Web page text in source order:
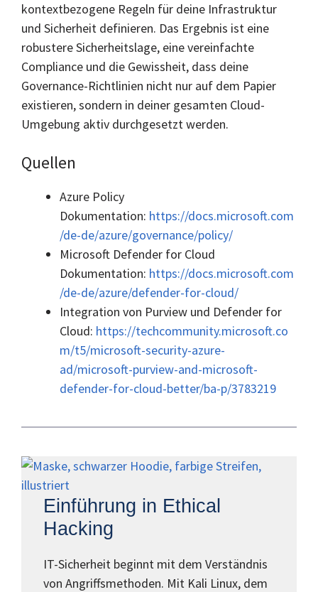
kontextbezogene Regeln für deine Infrastruktur
und Sicherheit definieren. Das Ergebnis ist eine
robustere Sicherheitslage, eine vereinfachte
Compliance und die Gewissheit, dass deine
Governance-Richtlinien nicht nur auf dem Papier
existieren, sondern in deiner gesamten Cloud-
Umgebung aktiv durchgesetzt werden.
Quellen
Azure Policy
Dokumentation: https://docs.microsoft.com
/de-de/azure/governance/policy/
Microsoft Defender for Cloud
Dokumentation: https://docs.microsoft.com
/de-de/azure/defender-for-cloud/
Integration von Purview und Defender for
Cloud: https://techcommunity.microsoft.co
m/t5/microsoft-security-azure-
ad/microsoft-purview-and-microsoft-
defender-for-cloud-better/ba-p/3783219
Einführung in Ethical
Hacking
IT-Sicherheit beginnt mit dem Verständnis
von Angriffsmethoden. Mit Kali Linux, dem